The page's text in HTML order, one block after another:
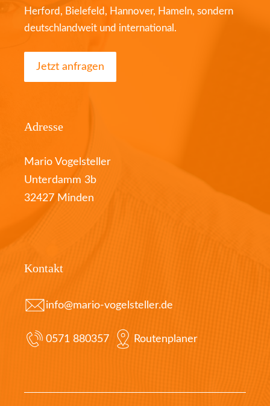
Herford, Bielefeld, Hannover, Hameln, sondern
deutschlandweit und international.
Jetzt anfragen
Adresse
Mario Vogelsteller
Unterdamm 3b
32427 Minden
Kontakt
info@mario-vogelsteller.de
0571 880357 Routenplaner